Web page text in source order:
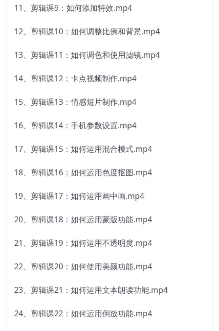
11、剪辑课9：如何添加特效.mp4
12、剪辑课10：如何调整比例和背景.mp4
13、剪辑课11：如何调色和使用滤镜.mp4
14、剪辑课12：卡点视频制作.mp4
15、剪辑课13：情感短片制作.mp4
16、剪辑课14：手机参数设置.mp4
17、剪辑课15：如何运用混合模式.mp4
18、剪辑课16：如何运用色度抠图.mp4
19、剪辑课17：如何运用画中画.mp4
20、剪辑课18：如何运用蒙版功能.mp4
21、剪辑课19：如何运用不透明度.mp4
22、剪辑课20：如何使用美颜功能.mp4
23、剪辑课21：如何运用文本朗读功能.mp4
24、剪辑课22：如何运用倒放功能.mp4